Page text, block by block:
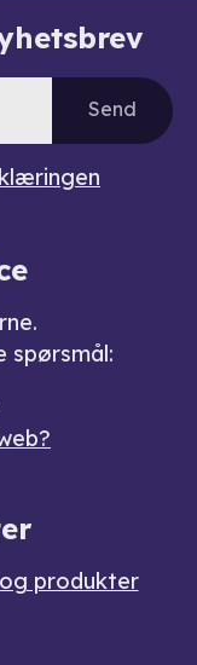
Send
spørsmål:
produkter